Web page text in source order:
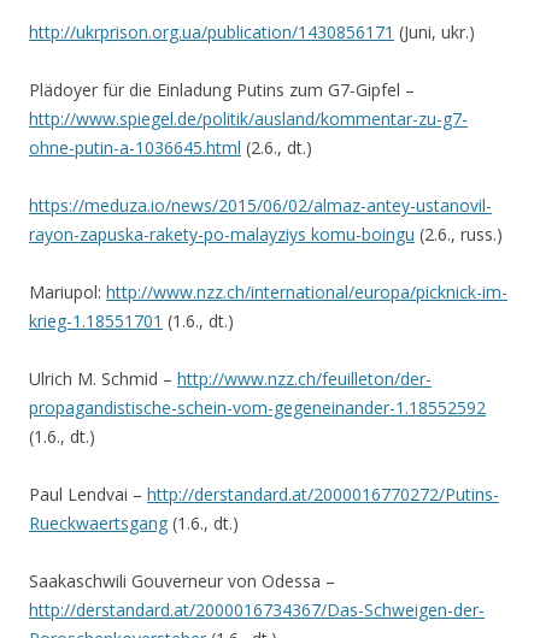
http://ukrprison.org.ua/publication/1430856171 (Juni, ukr.)
Plädoyer für die Einladung Putins zum G7-Gipfel –
http://www.spiegel.de/politik/ausland/kommentar-zu-g7-
ohne-putin-a-1036645.html (2.6., dt.)
https://meduza.io/news/2015/06/02/almaz-antey-ustanovil-
rayon-zapuska-rakety-po-malayziys komu-boingu (2.6., russ.)
Mariupol: http://www.nzz.ch/international/europa/picknick-im-
krieg-1.18551701 (1.6., dt.)
Ulrich M. Schmid – http://www.nzz.ch/feuilleton/der-
propagandistische-schein-vom-gegeneinander-1.18552592
(1.6., dt.)
Paul Lendvai – http://derstandard.at/2000016770272/Putins-
Rueckwaertsgang (1.6., dt.)
Saakaschwili Gouverneur von Odessa –
http://derstandard.at/2000016734367/Das-Schweigen-der-